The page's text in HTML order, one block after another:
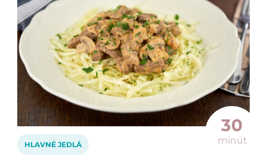
30
minút
HLAVNÉ JEDLÁ